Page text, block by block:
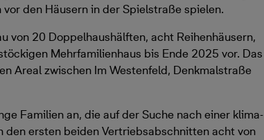
den Häusern in der Spielstraße spielen.
von 20 Doppelhaushälften, acht Reihenhäusern,
Mehrfamilienhaus bis Ende 2025 vor. Das
Areal zwischen Im Westenfeld, Denkmalstraße
Familien an, die auf der Suche nach einer klima-
ersten beiden Vertriebsabschnitten acht von